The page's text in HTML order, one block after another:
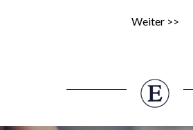
Weiter >>